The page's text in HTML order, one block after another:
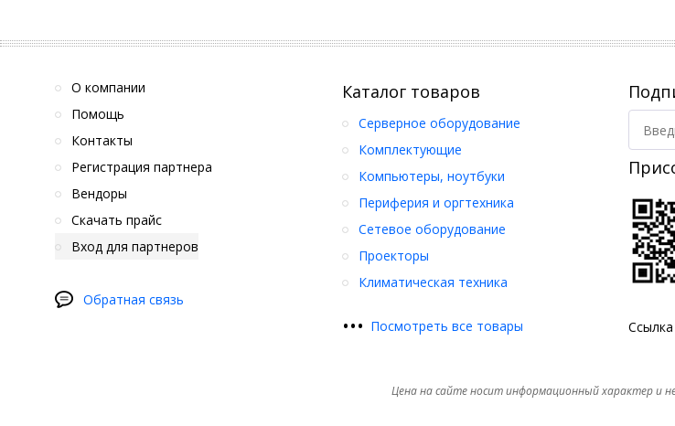
О компании
Помощь
Контакты
Регистрация партнера
Вендоры
Скачать прайс
Вход для партнеров
Обратная связь
Каталог товаров
Серверное оборудование
Комплектующие
Компьютеры, ноутбуки
Периферия и оргтехника
Сетевое оборудование
Проекторы
Климатическая техника
••• Посмотреть все товары
Цена на сайте носит информационный характер и